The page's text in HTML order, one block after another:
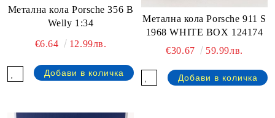
Метална кола Porsche 356 B
Welly 1:34
€6.64
12.99лв.
Метална кола Porsche 911 S
1968 WHITE BOX 124174
€30.67
59.99лв.